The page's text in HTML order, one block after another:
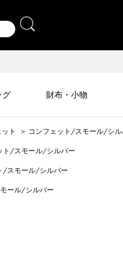
グ 財布・小物
ト ＞ コンフェット/スモール/シル
ト/スモール/シルバー
/スモール/シルバー
ール/シルバー